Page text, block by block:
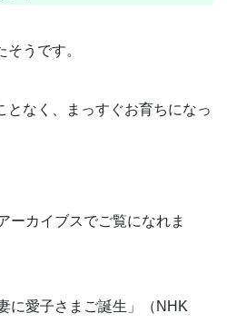
うです。
となく、まっすぐお育ちになっ
ーカイブスでご覧になれま
に愛子さまご誕生」（NHK